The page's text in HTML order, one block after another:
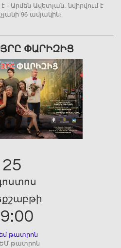
- Արմեն Ավետյան. նվիրվում է
96 ամյակին։
ՓԱՐԻԶԻՑ
25
թատրոն
թատրոն